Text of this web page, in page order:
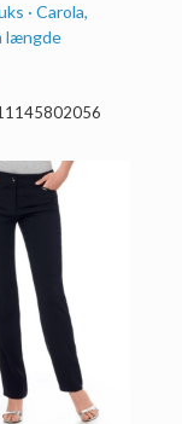
· Carola,
længde